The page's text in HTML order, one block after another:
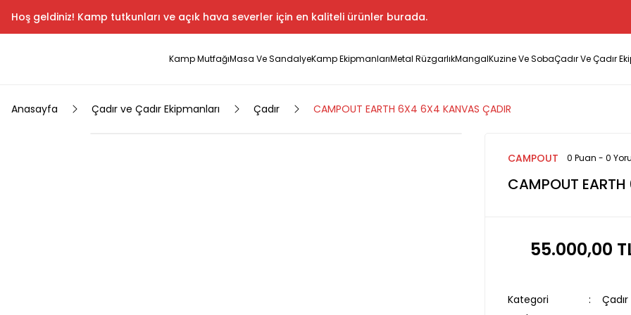
Hoş geldiniz! Kamp tutkunları ve açık hava severler için en kaliteli ürünler burada.
Kamp MutfağıMasa Ve SandalyeKamp EkipmanlarıMetal RüzgarlıkMangalKuzine Ve SobaÇadır Ve Çadır
Anasayfa Çadır ve Çadır Ekipmanları Çadır CAMPOUT EARTH 6X4 6X4 KANVAS ÇADIR
CAMPOUT 0 Puan - 0
CAMPOUT
55.000,00
Kategori Çadır